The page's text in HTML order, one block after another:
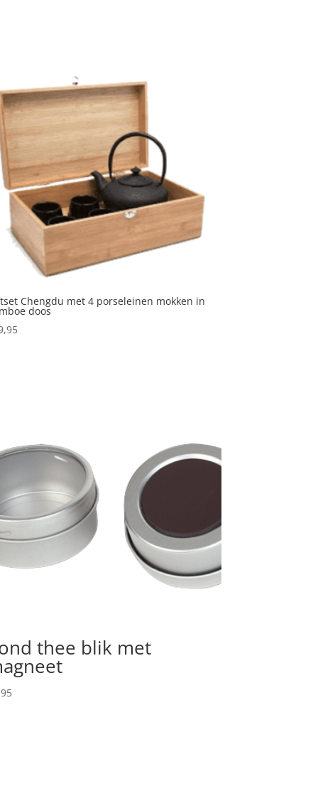
Chengdu met 4 porseleinen mokken in
doos
thee blik met